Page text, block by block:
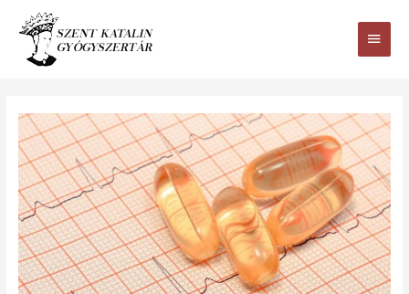
tartalomhoz
Main
Menu